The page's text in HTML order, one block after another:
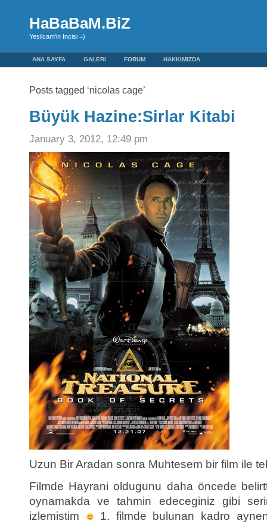
HaBaBaM.BiZ
Yesilcam'in Incisi =)
ANA SAYFA GALERI FORUM HAKKIMIZDA
Posts tagged ‘nicolas cage’
Büyük Hazine:Sirlar Kitabi
January 3, 2012, 12:49 pm
Uzun Bir Aradan sonra Muhtesem bir film ile
Filmde Hayrani oldugunu daha öncede
oynamakda ve tahmin edeceginiz gibi
izlemistim
1. filmde bulunan kadro